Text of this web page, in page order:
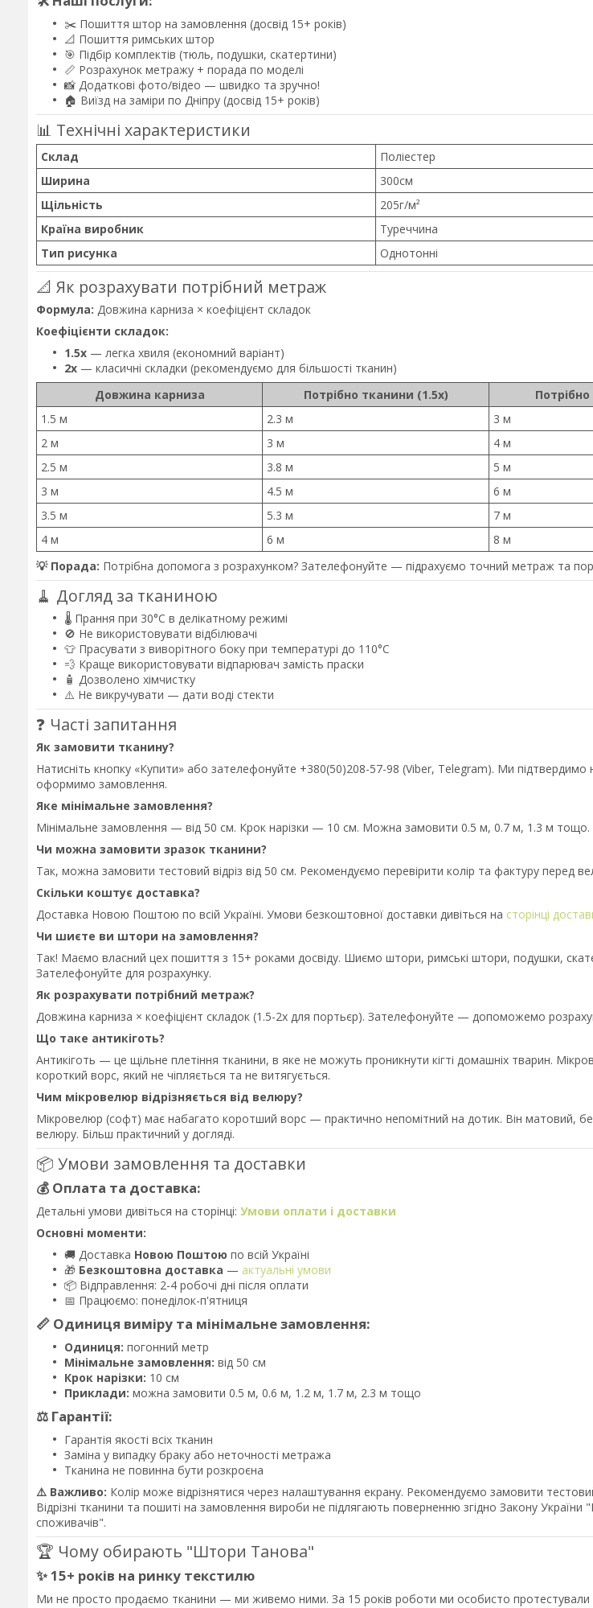
✂️ Пошиття штор на замовлення (досвід 15+ років)
📐 Пошиття римських штор
🎯 Підбір комплектів (тюль, подушки, скатертини)
📏 Розрахунок метражу + порада по моделі
📸 Додаткові фото/відео — швидко та зручно!
🏠 Виїзд на заміри по Дніпру (досвід 15+ років)
📊 Технічні характеристики
Склад
Поліестер
Ширина
300см
Щільність
205г/м²
Країна виробник
Туреччина
Тип рисунка
Однотонні
📐 Як розрахувати потрібний метраж
Формула: Довжина карниза × коефіцієнт складок
Коефіцієнти складок:
1.5x — легка хвиля (економний варіант)
2x — класичні складки (рекомендуємо для більшості тканин)
Довжина карниза
Потрібно тканини (1.5x)
1.5 м
2.3 м
3 м
2 м
3 м
4 м
2.5 м
3.8 м
5 м
3 м
4.5 м
6 м
3.5 м
5.3 м
7 м
4 м
6 м
8 м
💡 Порада: Потрібна допомога з розрахунком? Зателефонуйте — підрахуємо точний метраж та
🧹 Догляд за тканиною
🌡️ Прання при 30°C в делікатному режимі
🚫 Не використовувати відбілювачі
👕 Прасувати з виворітного боку при температурі до 110°C
💨 Краще використовувати відпарювач замість праски
🧴 Дозволено хімчистку
⚠️ Не викручувати — дати воді стекти
❓ Часті запитання
Як замовити тканину?
Натисніть кнопку «Купити» або зателефонуйте +380(50)208-57-98 (Viber, Telegram). Ми підтвердимо
оформимо замовлення.
Яке мінімальне замовлення?
Мінімальне замовлення — від 50 см. Крок нарізки — 10 см. Можна замовити 0.5 м, 0.7 м, 1.3 м тощо.
Чи можна замовити зразок тканини?
Так, можна замовити тестовий відріз від 50 см. Рекомендуємо перевірити колір та фактуру перед
Скільки коштує доставка?
Доставка Новою Поштою по всій Україні. Умови безкоштовної доставки дивіться на сторінці
Чи шиєте ви штори на замовлення?
Так! Маємо власний цех пошиття з 15+ роками досвіду. Шиємо штори, римські штори, подушки,
Зателефонуйте для розрахунку.
Як розрахувати потрібний метраж?
Довжина карниза × коефіцієнт складок (1.5-2x для портьєр). Зателефонуйте — допоможемо
Що таке антикіготь?
Антикіготь — це щільне плетіння тканини, в яке не можуть проникнути кігті домашніх тварин.
короткий ворс, який не чіпляється та не витягується.
Чим мікровелюр відрізняється від велюру?
Мікровелюр (софт) має набагато коротший ворс — практично непомітний на дотик. Він матовий,
велюру. Більш практичний у догляді.
📦 Умови замовлення та доставки
💰 Оплата та доставка:
Детальні умови дивіться на сторінці: Умови оплати і доставки
Основні моменти:
🚚 Доставка Новою Поштою по всій Україні
🎁 Безкоштовна доставка — актуальні умови
📦 Відправлення: 2-4 робочі дні після оплати
📅 Працюємо: понеділок-п'ятниця
📏 Одиниця виміру та мінімальне замовлення:
Одиниця: погонний метр
Мінімальне замовлення: від 50 см
Крок нарізки: 10 см
Приклади: можна замовити 0.5 м, 0.6 м, 1.2 м, 1.7 м, 2.3 м тощо
⚖️ Гарантії:
Гарантія якості всіх тканин
Заміна у випадку браку або неточності метража
Тканина не повинна бути розкроєна
⚠️ Важливо: Колір може відрізнятися через налаштування екрану. Рекомендуємо замовити тестовий
Відрізні тканини та пошиті на замовлення вироби не підлягають поверненню згідно Закону України
споживачів".
🏆 Чому обирають "Штори Танова"
✨ 15+ років на ринку текстилю
Ми не просто продаємо тканини — ми живемо ними. За 15 років роботи ми особисто протестували